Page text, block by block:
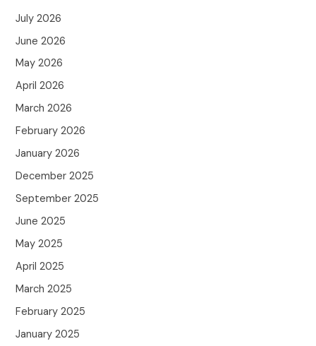
July 2026
June 2026
May 2026
April 2026
March 2026
February 2026
January 2026
December 2025
September 2025
June 2025
May 2025
April 2025
March 2025
February 2025
January 2025